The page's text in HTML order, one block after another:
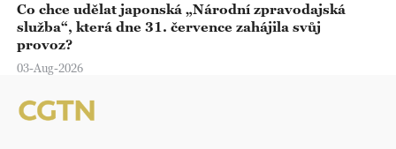
Co chce udělat japonská „Národní zpravodajská
služba“, která dne 31. července zahájila svůj
provoz?
03-Aug-2026